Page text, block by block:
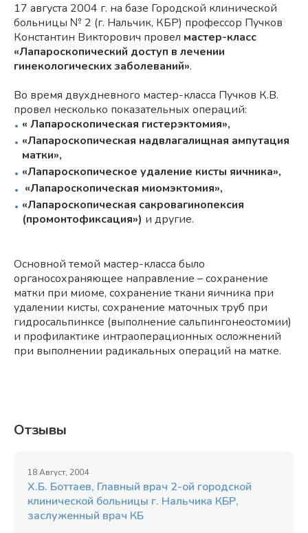
17 августа 2004 г. на базе Городской клинической
больницы № 2 (г. Нальчик, КБР) профессор Пучков
Константин Викторович провел мастер-класс
«Лапароскопический доступ в лечении
гинекологических заболеваний».
Во время двухдневного мастер-класса Пучков К.В.
провел несколько показательных операций:
« Лапароскопическая гистерэктомия»,
«Лапароскопическая надвлагалищная ампутация
матки»,
«Лапароскопическое удаление кисты яичника»,
«Лапароскопическая миомэктомия»,
«Лапароскопическая сакровагинопексия
(промонтофиксация») и другие.
Основной темой мастер-класса было
органосохраняющее направление – сохранение
матки при миоме, сохранение ткани яичника при
удалении кисты, сохранение маточных труб при
гидросальпинксе (выполнение сальпингонеостомии)
и профилактике интраоперационных осложнений
при выполнении радикальных операций на матке.
Отзывы
18 Август, 2004
Х.Б. Боттаев, Главный врач 2-ой городской
клинической больницы г. Нальчика КБР,
заслуженный врач КБ